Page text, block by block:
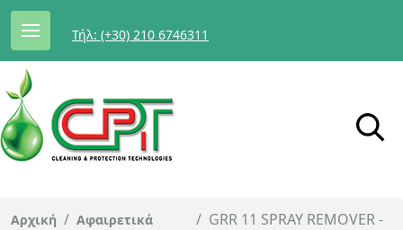
Τήλ: (+30) 210 6746311
Αρχική / Αφαιρετικά
/ GRR 11 SPRAY REMOVER -